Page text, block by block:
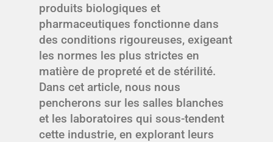
produits biologiques et
pharmaceutiques fonctionne dans
des conditions rigoureuses, exigeant
les normes les plus strictes en
matière de propreté et de stérilité.
Dans cet article, nous nous
pencherons sur les salles blanches
et les laboratoires qui sous-tendent
cette industrie, en explorant leurs